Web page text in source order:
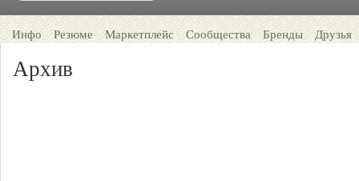
Инфо Резюме Маркетплейс Сообщества Бренды Друзья
Архив